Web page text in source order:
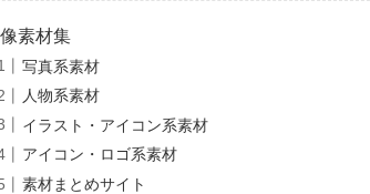
素材集
写真系素材
人物系素材
イラスト・アイコン系素材
アイコン・ロゴ系素材
素材まとめサイト